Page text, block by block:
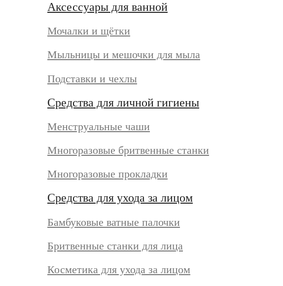
Аксессуары для ванной
Мочалки и щётки
Мыльницы и мешочки для мыла
Подставки и чехлы
Средства для личной гигиены
Менструальные чаши
Многоразовые бритвенные станки
Многоразовые прокладки
Средства для ухода за лицом
Бамбуковые ватные палочки
Бритвенные станки для лица
Косметика для ухода за лицом